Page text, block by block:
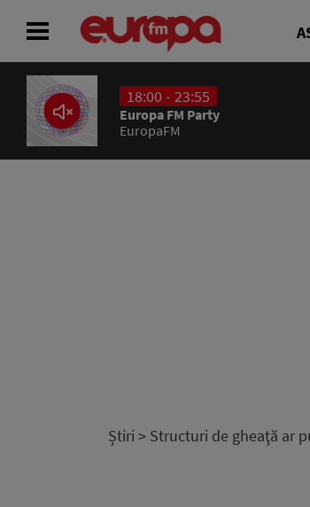
18:00 - 23:55
Europa FM Party
EuropaFM
Știri > Structuri de gheaţă ar
ACASĂ
ȘTIRI